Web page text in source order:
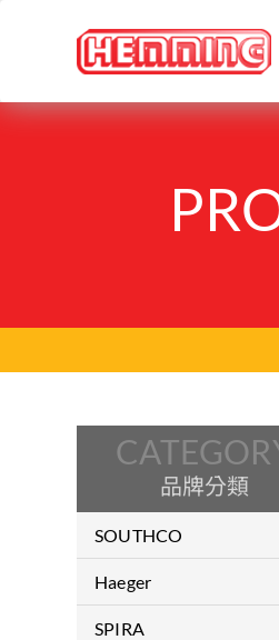
品牌分類
SOUTHCO
門鎖類
Haeger
Haeger
SPIRA